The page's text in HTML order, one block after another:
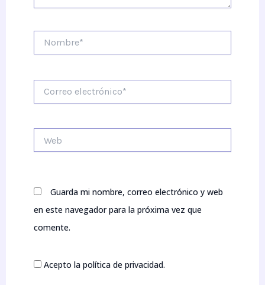
electrónico*
Guarda mi nombre, correo electrónico y web
en este navegador para la próxima vez que
comente.
Acepto la política de privacidad.